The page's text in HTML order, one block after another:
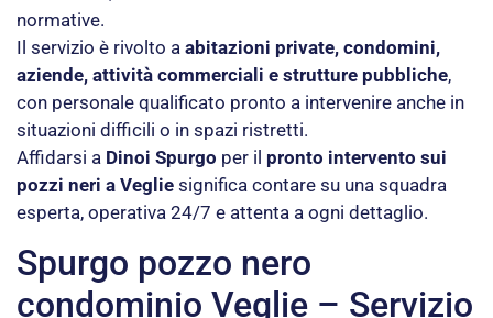
normative.
Il servizio è rivolto a abitazioni private, condomini,
aziende, attività commerciali e strutture pubbliche,
con personale qualificato pronto a intervenire anche in
situazioni difficili o in spazi ristretti.
Affidarsi a Dinoi Spurgo per il pronto intervento sui
pozzi neri a Veglie significa contare su una squadra
esperta, operativa 24/7 e attenta a ogni dettaglio.
Spurgo pozzo nero
condominio Veglie – Servizio